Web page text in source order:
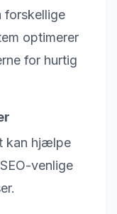
forskellige
optimerer
for hurtig
kan hjælpe
venlige